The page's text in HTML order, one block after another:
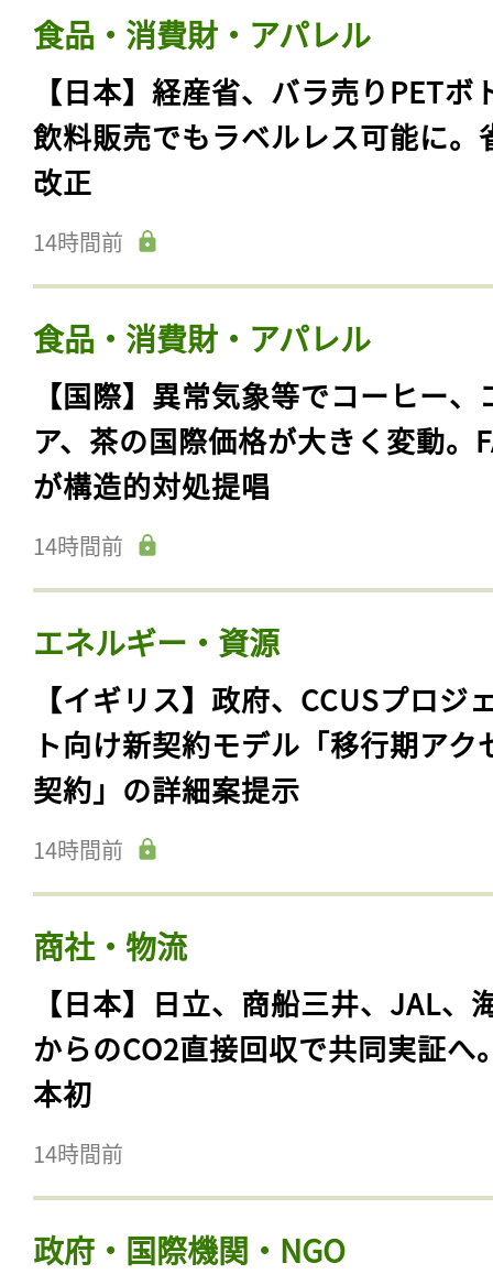
食品・消費財・アパレル
【日本】経産省、バラ売りPETボ
飲料販売でもラベルレス可能に。
改正
14時間前
食品・消費財・アパレル
【国際】異常気象等でコーヒー、
ア、茶の国際価格が大きく変動。
が構造的対処提唱
14時間前
エネルギー・資源
【イギリス】政府、CCUSプロジ
ト向け新契約モデル「移行期アク
契約」の詳細案提示
14時間前
商社・物流
【日本】日立、商船三井、JAL、
からのCO2直接回収で共同実証へ
本初
14時間前
政府・国際機関・NGO